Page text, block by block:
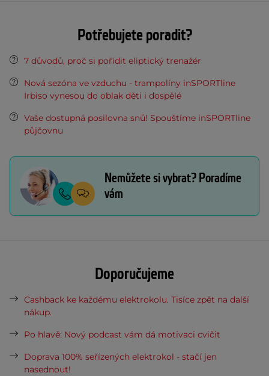
Potřebujete poradit?
7 důvodů, proč si pořídit eliptický trenažér
Nová sezóna ve vzduchu - trampolíny inSPORTline
Irbiso vynesou do oblak děti i dospělé
Vaše dostupná posilovna snů! Spouštíme inSPORTline
půjčovnu
Nemůžete si vybrat? Poradíme
vám
Doporučujeme
Cashback ke každému elektrokolu. Tisíce zpět na další
nákup.
Po hlavě: Nový podcast vám dá motivaci cvičit
Doprava 100% seřízených elektrokol - stačí jen
nasednout!